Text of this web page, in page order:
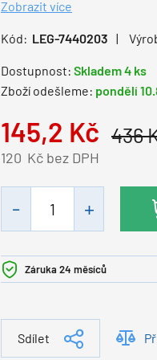
Zobrazit více
Kód: LEG-7440203
Dostupnost: Skladem 4 ks
Zboží odešleme: pondělí
436
145,2 Kč
Kč bez DPH
120
Záruka 24 měsíců
Sdílet